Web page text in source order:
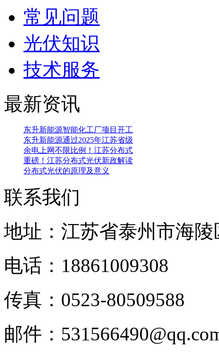
常见问题
光伏知识
技术服务
最新资讯
东升新能源智能化工厂项目开工
东升新能源通过2025年江苏省级
余电上网不限比例！江苏分布式
重磅！江苏分布式光伏新政解读
分布式光伏的原理及意义
联系我们
地址：江苏省泰州市海
电话：18861009308
传真：0523-80509588
邮件：